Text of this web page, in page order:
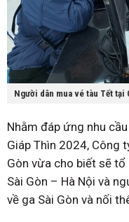
Người dân mua vé tàu Tết tại
Nhằm đáp ứng nhu
Giáp Thìn 2024, Công
Gòn vừa cho biết sẽ
Sài Gòn – Hà Nội và
về ga Sài Gòn và nối